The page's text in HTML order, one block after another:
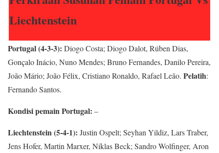
Liechtenstein
Portugal (4-3-3): Diogo Costa; Diogo Dalot, Rúben Dias,
Gonçalo Inácio, Nuno Mendes; Bruno Fernandes, Danilo Pereira,
João Mário; João Félix, Cristiano Ronaldo, Rafael Leão. Pelatih:
Fernando Santos.
Kondisi pemain Portugal: –
Liechtenstein (5-4-1): Justin Ospelt; Seyhan Yildiz, Lars Traber,
Jens Hofer, Martin Marxer, Niklas Beck; Sandro Wolfinger, Aron